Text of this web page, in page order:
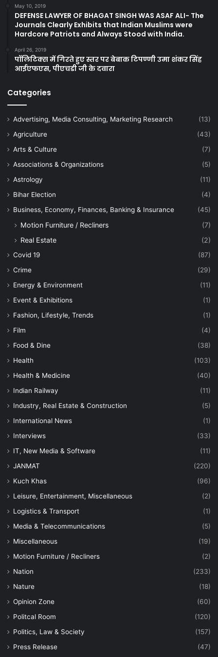
May 10, 2019
DEFENSE LAWYER OF BHAGAT SINGH WAS ASAF ALI- The
Journals Clearly Exhibits that Indian Muslims were
Hardcore Patriots and Always Stood with India.
April 26, 2019
पॉलिटिक्स में गिरते हुए स्तर पर बेबाक टिपण्णी उमा शंकर सिंह
आईएफएस, पीएचडी जी के दवारा
Categories
Advertising, Media Consulting, Marketing Research
(13)
Agriculture
(43)
Arts & Culture
(7)
Associations & Organizations
(5)
Astrology
(11)
Bihar Election
(4)
Business, Economy, Finances, Banking & Insurance
(45)
Motion Furniture / Recliners
(7)
Real Estate
(2)
Covid 19
(87)
Crime
(29)
Energy & Environment
(11)
Event & Exhibitions
(1)
Fashion, Lifestyle, Trends
(1)
Film
(4)
Food & Dine
(38)
Health
(103)
Health & Medicine
(40)
Indian Railway
(11)
Industry, Real Estate & Construction
(5)
International News
(1)
Interviews
(33)
IT, New Media & Software
(11)
JANMAT
(220)
Kuch Khas
(96)
Leisure, Entertainment, Miscellaneous
(2)
Logistics & Transport
(1)
Media & Telecommunications
(5)
Miscellaneous
(19)
Motion Furniture / Recliners
(2)
Nation
(233)
Nature
(18)
Opinion Zone
(60)
Politcal Room
(120)
Politics, Law & Society
(157)
Press Release
(47)